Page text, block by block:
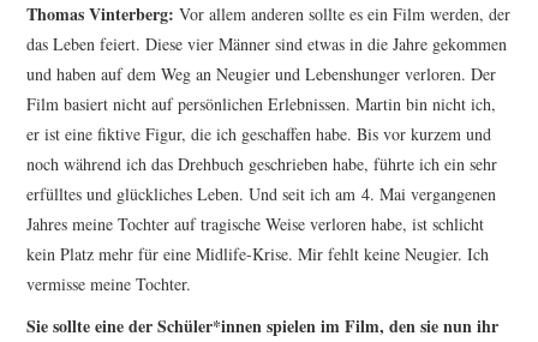
Thomas Vinterberg: Vor allem anderen sollte es ein Film werden, der
das Leben feiert. Diese vier Männer sind etwas in die Jahre gekommen
und haben auf dem Weg an Neugier und Lebenshunger verloren. Der
Film basiert nicht auf persönlichen Erlebnissen. Martin bin nicht ich,
er ist eine fiktive Figur, die ich geschaffen habe. Bis vor kurzem und
noch während ich das Drehbuch geschrieben habe, führte ich ein sehr
erfülltes und glückliches Leben. Und seit ich am 4. Mai vergangenen
Jahres meine Tochter auf tragische Weise verloren habe, ist schlicht
kein Platz mehr für eine Midlife-Krise. Mir fehlt keine Neugier. Ich
vermisse meine Tochter.
Sie sollte eine der Schüler*innen spielen im Film, den sie nun ihr